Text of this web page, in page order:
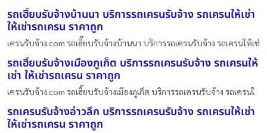
รถเฮี๊ยบรับจ้างบ้านนา บริการรถเครนรับจ้าง รถเครนให้เช่า
ให้เช่ารถเครน ราคาถูก
เครนรับจ้าง.com รถเฮี๊ยบรับจ้างบ้านนา บริการรถเครนรับจ้าง รถเครนให้เช่
รถเฮี๊ยบรับจ้างเมืองภูเก็ต บริการรถเครนรับจ้าง รถเครนให้
เช่า ให้เช่ารถเครน ราคาถูก
เครนรับจ้าง.com รถเฮี๊ยบรับจ้างเมืองภูเก็ต บริการรถเครนรับจ้าง รถเครนใ
รถเครนรับจ้างอ่าวลึก บริการรถเครนรับจ้าง รถเครนให้เช่า
ให้เช่ารถเครน ราคาถูก